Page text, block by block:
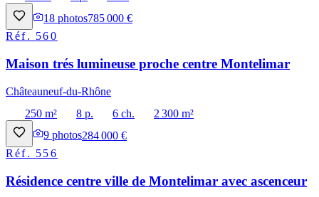
18 photos785 000 €
Réf. 560
Maison trés lumineuse proche centre Montelimar
Châteauneuf-du-Rhône
250 m²
8 p. 6 ch.
2 300 m²
9 photos284 000 €
Réf. 556
Résidence centre ville de Montelimar avec ascenceur